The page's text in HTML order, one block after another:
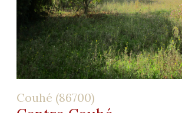
Couhé (86700)